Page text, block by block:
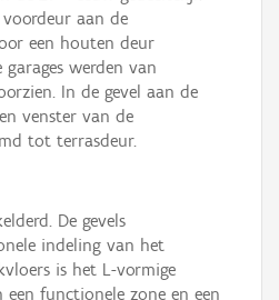
aan de
een houten deur
werden van
In de gevel aan de
venster van de
tot terrasdeur.
De gevels
indeling van het
is het L-vormige
functionele zone en een